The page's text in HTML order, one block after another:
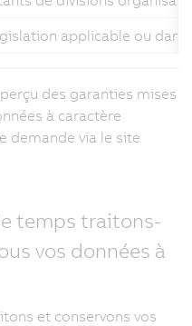
applicable ou
des garanties mises
à caractère
demande via le site
temps traitons-
vos données à
et conservons vos